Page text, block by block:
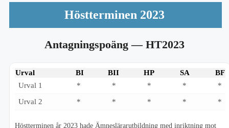
Höstterminen 2023
Antagningspoäng— HT2023
Urval BI BII HP SA
BF
Urval 1
* * * *
*
Urval 2
* * * * *
Höstterminen år 2023 hade Ämneslärarutbildning med inriktning mot